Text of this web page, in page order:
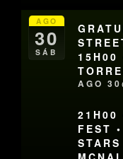
AGO
30
SÁB
15H00
AGO
21H00
FEST